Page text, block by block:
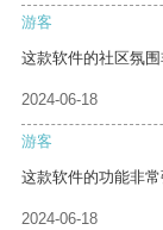
游客
这款软件的社区氛
2024-06-18
游客
这款软件的功能非
2024-06-18